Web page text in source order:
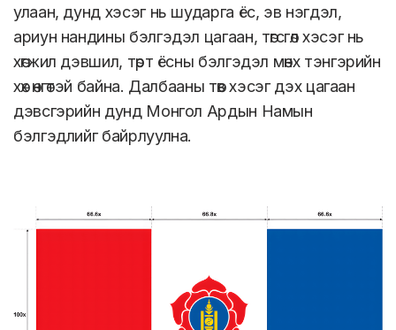
улаан, дунд хэсэг нь шударга ёс, эв нэгдэл,
ариун нандины бэлгэдэл цагаан, төгсгөл хэсэг нь
хөгжил дэвшил, төрт ёсны бэлгэдэл мөнх тэнгэрийн
хөх өнгөтэй байна. Далбааны төв хэсэг дэх цагаан
дэвсгэрийн дунд Монгол Ардын Намын
бэлгэдлийг байрлуулна.